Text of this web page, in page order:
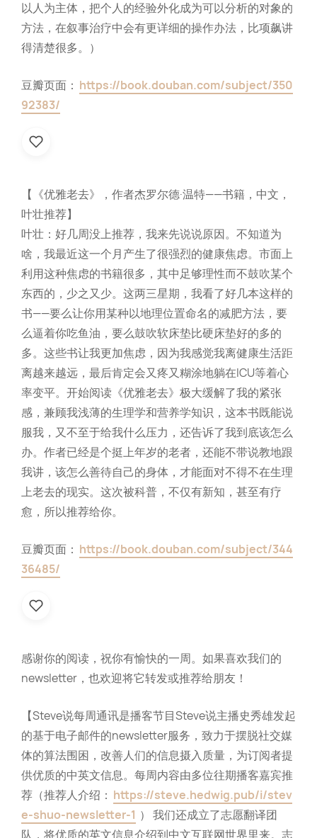
以人为主体，把个人的经验外化成为可以分析的对象的
方法，在叙事治疗中会有更详细的操作办法，比项飙讲
得清楚很多。）
豆瓣页面： https://book.douban.com/subject/350
92383/
【《优雅老去》，作者杰罗尔德·温特——书籍，中文，
叶壮推荐】
叶壮：好几周没上推荐，我来先说说原因。不知道为
啥，我最近这一个月产生了很强烈的健康焦虑。市面上
利用这种焦虑的书籍很多，其中足够理性而不鼓吹某个
东西的，少之又少。这两三星期，我看了好几本这样的
书——要么让你用某种以地理位置命名的减肥方法，要
么逼着你吃鱼油，要么鼓吹软床垫比硬床垫好的多的
多。这些书让我更加焦虑，因为我感觉我离健康生活距
离越来越远，最后肯定会又疼又糊涂地躺在ICU等着心
率变平。开始阅读《优雅老去》极大缓解了我的紧张
感，兼顾我浅薄的生理学和营养学知识，这本书既能说
服我，又不至于给我什么压力，还告诉了我到底该怎么
办。作者已经是个挺上年岁的老者，还能不带说教地跟
我讲，该怎么善待自己的身体，才能面对不得不在生理
上老去的现实。这次被科普，不仅有新知，甚至有疗
愈，所以推荐给你。
豆瓣页面： https://book.douban.com/subject/344
36485/
感谢你的阅读，祝你有愉快的一周。如果喜欢我们的
newsletter，也欢迎将它转发或推荐给朋友！
【Steve说每周通讯是播客节目Steve说主播史秀雄发起
的基于电子邮件的newsletter服务，致力于摆脱社交媒
体的算法围困，改善人们的信息摄入质量，为订阅者提
供优质的中英文信息。每周内容由多位往期播客嘉宾推
荐（推荐人介绍： https://steve.hedwig.pub/i/stev
e-shuo-newsletter-1 ） 我们还成立了志愿翻译团
队，将优质的英文信息介绍到中文互联网世界里来。志